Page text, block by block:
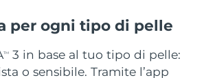
per ogni tipo di pelle
TM
3 in base al tuo tipo di pelle:
o sensibile. Tramite l’app